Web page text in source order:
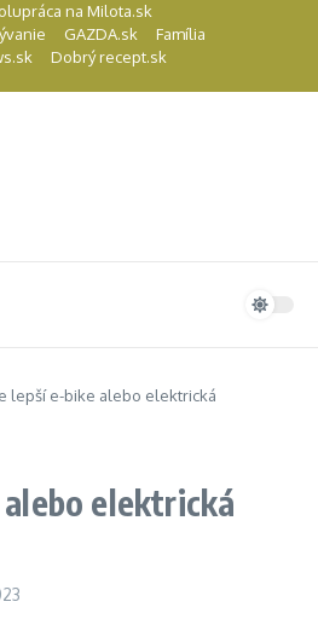
na Milota.sk
GAZDA.sk
Família
Dobrý recept.sk
lepší e-bike alebo elektrická
alebo elektrická